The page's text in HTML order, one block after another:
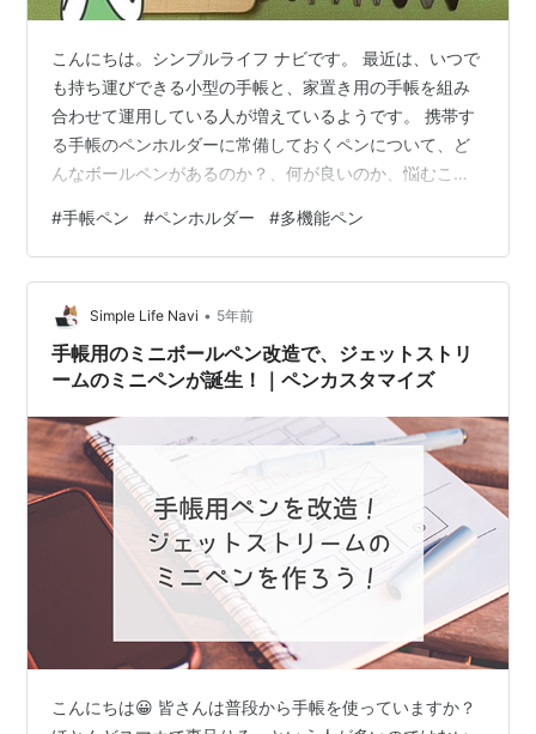
こんにちは。シンプルライフ ナビです。 最近は、いつで
も持ち運びできる小型の手帳と、家置き用の手帳を組み
合わせて運用している人が増えているようです。 携帯す
る手帳のペンホルダーに常備しておくペンについて、ど
んなボールペンがあるのか？、何が良いのか、悩むこと
M5、M6システム手帳など）と組み合わせて使えるペン
を実際に購入して比較しています。手帳ペンを選ぶとき
の参考にしてください。 実際に買って使った小さい手帳
に使えるペンの一覧 M5システム手帳などの小さい手帳に
合う、おすすめのペン 替芯のコスパが良い単色のミニペ
ン 替芯が4C規格のミニペン｜多…
#手帳ペン #ペンホルダー #多機能ペン
Simple Life Navi • 5年前
手帳用のミニボールペン改造で、ジェットストリ
ームのミニペンが誕生！｜ペンカスタマイズ
こんにちは😀 皆さんは普段から手帳を使っていますか？